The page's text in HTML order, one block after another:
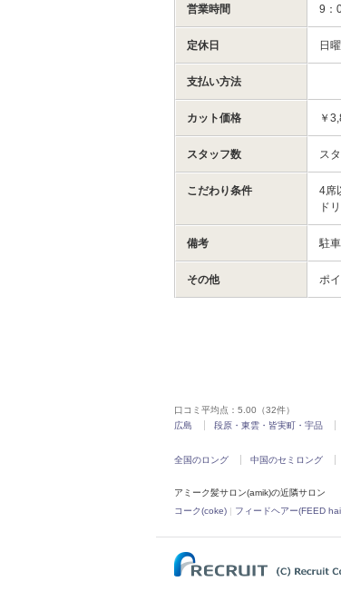
営業時間 9：
定休日 日
支払い方法
カット価格 ￥
スタッフ数 ス
こだわり条件
4席
ド
備考 駐
その他 ポ
口コミ平均点： 5.00 （32件）
広島
段原・東雲・皆実町・宇品
全国のロング 中国のセミロング
アミーク髪サロン(amik)の近隣サロン
コーク(coke) | フィードヘアー(FEED